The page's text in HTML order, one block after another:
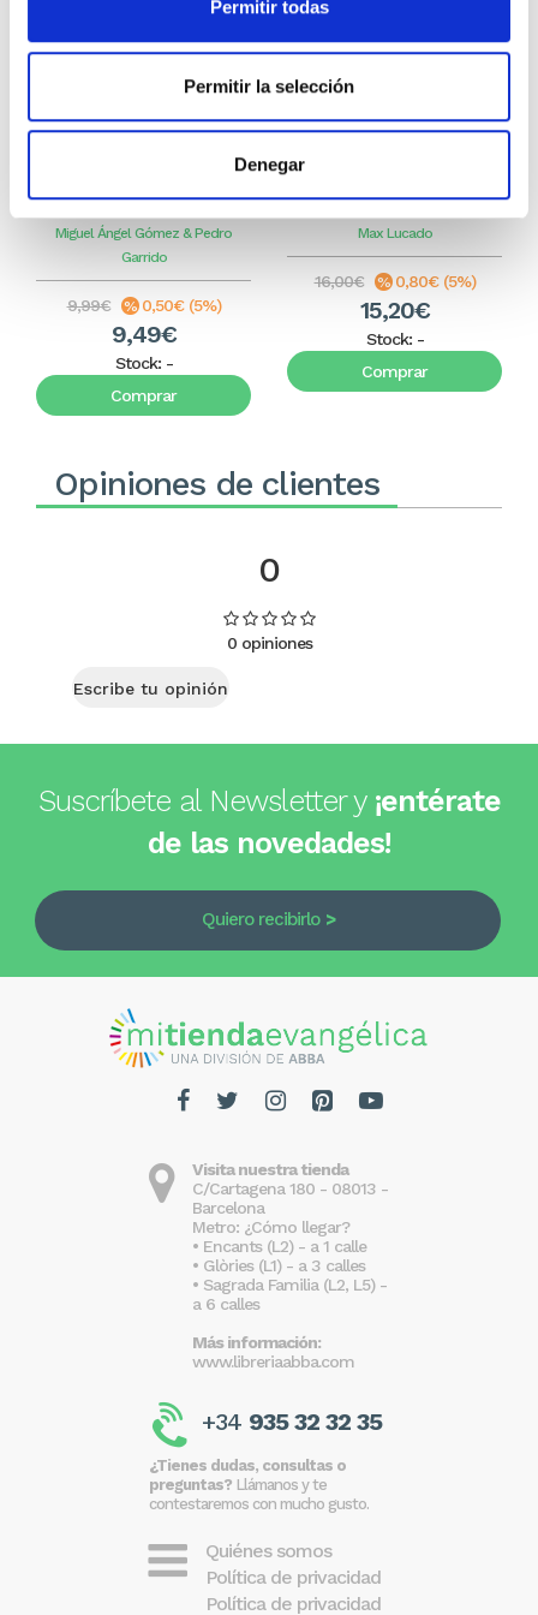
Permitir todas
Permitir la selección
Denegar
Miguel Ángel Gómez & Pedro
Garrido
9,99€ 0,50€ (5%)
9,49€
Stock: -
Comprar
Gente Común Perdidos y
Max Lucado
16,00€ 0,80€ (5%)
15,20€
Stock: -
Comprar
Opiniones de clientes
0
0 opiniones
Escribe tu opinión
Suscríbete al Newsletter y ¡entérate
de las novedades!
Quiero recibirlo
Visita nuestra tienda
C/Cartagena 180 - 08013 -
Barcelona
Metro: ¿Cómo llegar?
• Encants (L2) - a 1 calle
• Glòries (L1) - a 3 calles
• Sagrada Familia (L2, L5) -
a 6 calles
Más información:
www.libreriaabba.com
+34 935 32 32 35
¿Tienes dudas, consultas o
preguntas? Llámanos y te
contestaremos con mucho gusto.
Quiénes somos
Política de privacidad
Política de privacidad